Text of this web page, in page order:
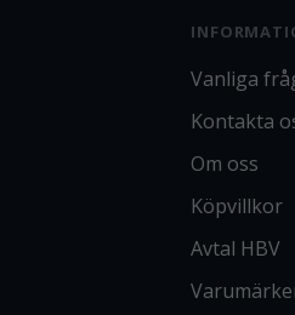
Vanliga
Kontakta
Om oss
Köpvillkor
Avtal HBV